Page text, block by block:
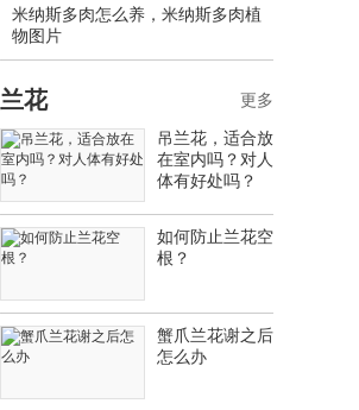
米纳斯多肉怎么养，米纳斯多肉植
物图片
兰花
吊兰花，适合放
在室内吗？对人
体有好处吗？
如何防止兰花空
根？
蟹爪兰花谢之后
怎么办
更多